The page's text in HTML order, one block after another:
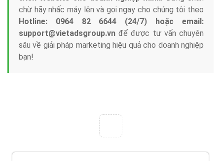
chừ hãy nhấc máy lên và gọi ngay cho chúng tôi theo
Hotline: 0964 82 6644 (24/7) hoặc email:
support@vietadsgroup.vn để được tư vấn chuyên
sâu về giải pháp marketing hiệu quả cho doanh nghiệp
bạn!